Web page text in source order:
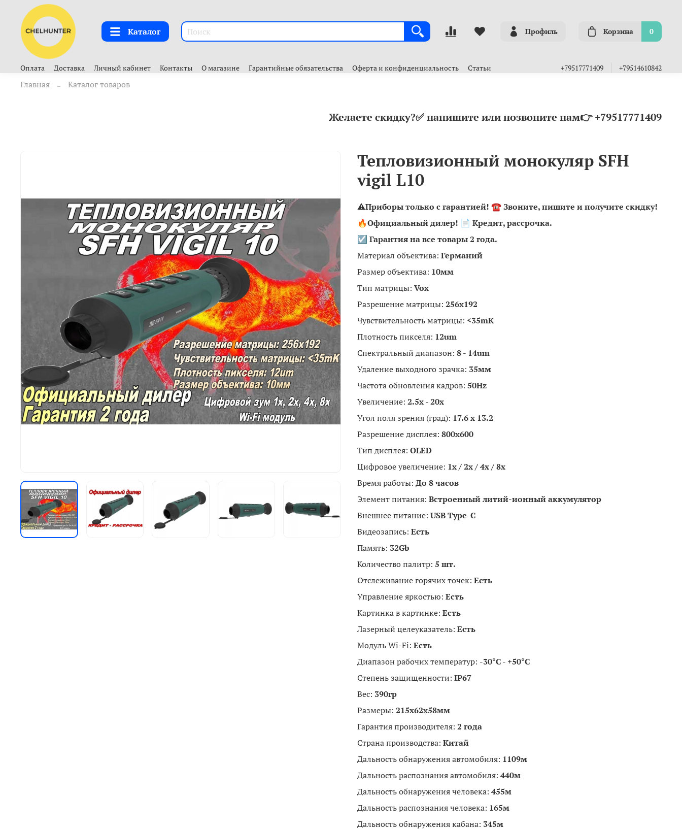
Каталог Профиль Корзина 0
Оплата Доставка Личный кабинет Контакты О магазине Гарантийные обязательства Оферта и конфиденциальность Статьи +79517771409 +79514610842
Главная Каталог товаров
Желаете скидку?✅ напишите или позвоните нам👉 +79517771409
Тепловизионный монокуляр SFH
vigil L10
⚠️Приборы только с гaрaнтией! ☎️Звоните, пишите и получите скидку!
🔥Oфициальный дилер! 📄 Кредит, рассрочка.
☑️ Гарантия на все товары 2 года.
Материал объектива: Германий
Размер объектива: 10мм
Тип матрицы: Vox
Разрешение матрицы: 256x192
Чувствительность матрицы: <35mK
Плотность пикселя: 12um
Спектральный диапазон: 8 - 14um
Удаление выходного зрачка: 35мм
Частота обновления кадров: 50Hz
Увеличение: 2.5x - 20x
Угол поля зрения (град): 17.6 x 13.2
Разрешение дисплея: 800x600
Тип дисплея: OLED
Цифровое увеличение: 1x / 2x / 4x / 8x
Время работы: До 8 часов
Элемент питания: Встроенный литий-ионный аккумулятор
Внешнее питание: USB Type-C
Видеозапись: Есть
Память: 32Gb
Количество палитр: 5 шт.
Отслеживание горячих точек: Есть
Управление яркостью: Есть
Картинка в картинке: Есть
Лазерный целеуказатель: Есть
Модуль Wi-Fi: Есть
Диапазон рабочих температур: -30°C - +50°C
Степень защищенности: IP67
Вес: 390гр
Размеры: 215x62x58мм
Гарантия производителя: 2 года
Страна производства: Китай
Дальность обнаружения автомобиля: 1109м
Дальность распознания автомобиля: 440м
Дальность обнаружения человека: 455м
Дальность распознания человека: 165м
Дальность обнаружения кабана: 345м